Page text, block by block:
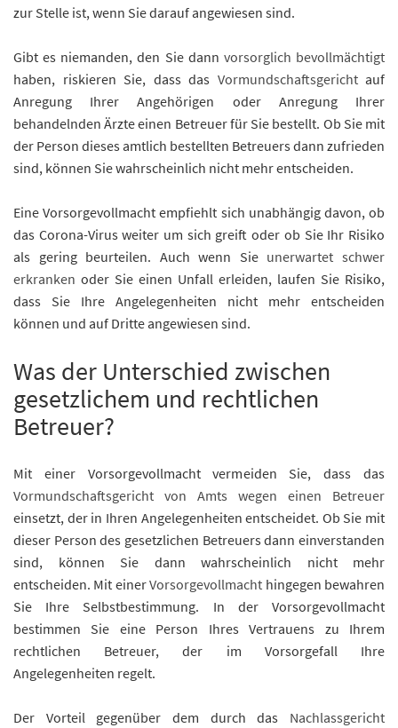
zur Stelle ist, wenn Sie darauf angewiesen sind.
Gibt es niemanden, den Sie dann vorsorglich bevollmächtigt
haben, riskieren Sie, dass das Vormundschaftsgerichtauf
Anregung Ihrer Angehörigen oder Anregung Ihrer
behandelnden Ärzte einen Betreuer für Sie bestellt. Ob Sie mit
der Person dieses amtlich bestellten Betreuers dann zufrieden
sind, können Sie wahrscheinlich nicht mehr entscheiden.
Eine Vorsorgevollmacht empfiehlt sich unabhängig davon, ob
das Corona-Virus weiter um sich greift oder ob Sie Ihr Risiko
als gering beurteilen. Auch wenn Sie unerwartet schwer
erkranken oder Sie einen Unfall erleiden, laufen Sie Risiko,
dass Sie Ihre Angelegenheiten nicht mehr entscheiden
können und auf Dritte angewiesen sind.
Was der Unterschied zwischen
gesetzlichem und rechtlichen
Betreuer?
Mit einer Vorsorgevollmacht vermeiden Sie, dass das
Vormundschaftsgericht von Amts wegen einen Betreuer
einsetzt, der in Ihren Angelegenheiten entscheidet. Ob Sie mit
dieser Person des gesetzlichen Betreuers dann einverstanden
sind, können Sie dann wahrscheinlich nicht mehr
entscheiden. Mit einerVorsorgevollmacht hingegen bewahren
Sie Ihre Selbstbestimmung. In der Vorsorgevollmacht
bestimmen Sie eine Person Ihres Vertrauens zu Ihrem
rechtlichen Betreuer, der im Vorsorgefall Ihre
Angelegenheiten regelt.
Der Vorteil gegenüber dem durch das Nachlassgericht